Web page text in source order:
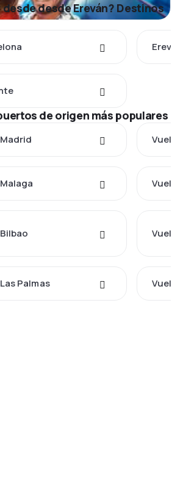
desde Ereván? Destinos
de origen más populares
Palmas